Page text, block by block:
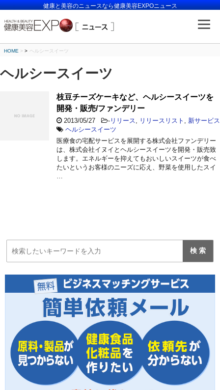
健康と美容のニュースなら健康美容EXPOニュース
HOME > ヘルシースイーツ
ヘルシースイーツ
枝豆チーズケーキなど、ヘルシースイーツを
開発・販売/ファンデリー
2013/05/27 - リリース リリースリスト
新サービス
ヘルシースイーツ
医療食の宅配サービスを展開する株式会社ファンデリー
は、株式会社イヌイとヘルシースイーツを開発・販売致
します。エネルギーを抑えてもおいしいスイーツが食べ
たいというお客様のニーズに応え、野菜を使用したスイ